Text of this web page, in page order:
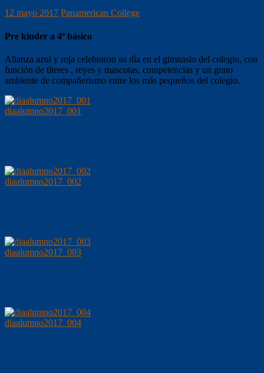
12 mayo 2017 Panamerican College
Pre kinder a 4º básico
Alianza azul y roja celebraron su día en el gimnasio del colegio, con
función de títeres , reyes y mascotas, competencias y un grato
ambiente de compañerismo entre los más pequeños del colegio.
diaalumno2017_001
diaalumno2017_002
diaalumno2017_003
diaalumno2017_004